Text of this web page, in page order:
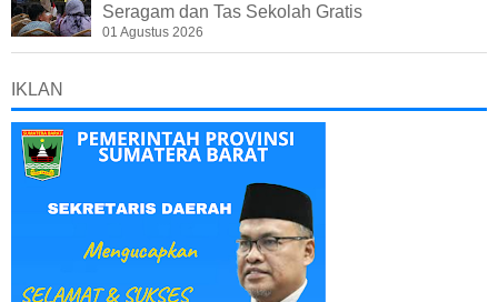
Seragam dan Tas Sekolah Gratis
01 Agustus 2026
IKLAN